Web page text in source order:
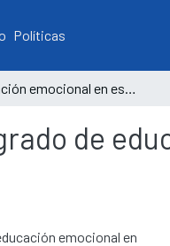
Políticas
Educación emocional en estudiantes del primer grado de educación secundaria
de
emocional en